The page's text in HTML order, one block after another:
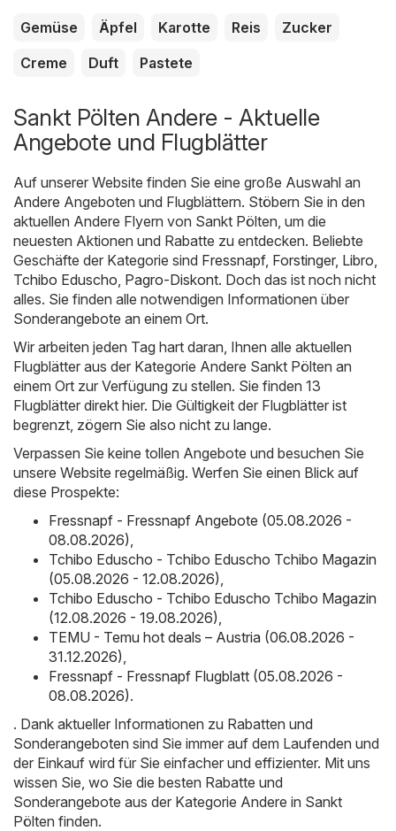
Gemüse Äpfel Karotte Reis
Zucker
Creme
Duft Pastete
Sankt Pölten Andere - Aktuelle
Angebote und Flugblätter
Auf unserer Website finden Sie eine große Auswahl an
Andere Angeboten und Flugblättern. Stöbern Sie in den
aktuellen Andere Flyern von Sankt Pölten, um die
neuesten Aktionen und Rabatte zu entdecken. Beliebte
Geschäfte der Kategorie sind Fressnapf, Forstinger, Libro
Tchibo Eduscho Pagro-Diskont. Doch das ist noch nicht
alles. Sie finden alle notwendigen Informationen über
Sonderangebote an einem Ort.
Wir arbeiten jeden Tag hart daran, Ihnen alle aktuellen
Flugblätter aus der Kategorie Andere Sankt Pölten an
einem Ort zur Verfügung zu stellen. Sie finden 13
Flugblätter direkt hier. Die Gültigkeit der Flugblätter ist
begrenzt, zögern Sie also nicht zu lange.
Verpassen Sie keine tollen Angebote und besuchen Sie
unsere Website regelmäßig. Werfen Sie einen Blick auf
diese Prospekte:
Fressnapf - Fressnapf Angebote (05.08.2026 -
08.08.2026)
Tchibo Eduscho - Tchibo Eduscho Tchibo Magazin
(05.08.2026 - 12.08.2026)
Tchibo Eduscho - Tchibo Eduscho Tchibo Magazin
(12.08.2026 - 19.08.2026)
TEMU - Temu hot deals – Austria (06.08.2026 -
31.12.2026)
Fressnapf - Fressnapf Flugblatt (05.08.2026 -
08.08.2026).
. Dank aktueller Informationen zu Rabatten und
Sonderangeboten sind Sie immer auf dem Laufenden und
der Einkauf wird für Sie einfacher und effizienter. Mit uns
wissen Sie, wo Sie die besten Rabatte und
Sonderangebote aus der Kategorie Andere in Sankt
Pölten finden.